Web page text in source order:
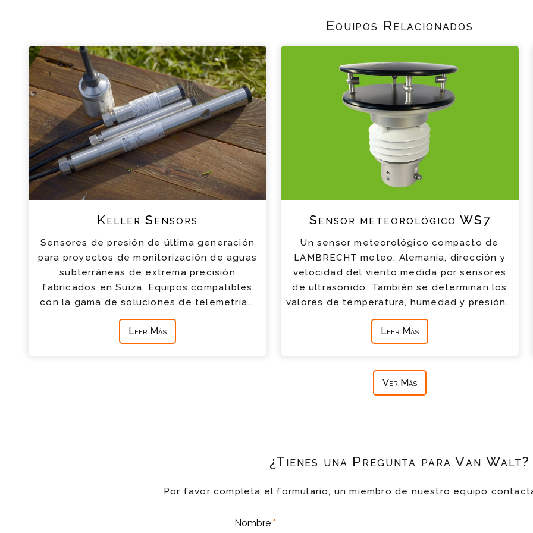
Equipos Relacionados
Keller Sensors
Sensores de presión de última generación
para proyectos de monitorización de aguas
subterráneas de extrema precisión
fabricados en Suiza. Equipos compatibles
con la gama de soluciones de telemetría...
Leer Más
Sensor meteorológico WS7
Un sensor meteorológico compacto de
LAMBRECHT meteo, Alemania, dirección y
velocidad del viento medida por sensores
de ultrasonido. También se determinan los
valores de temperatura, humedad y presión...
Leer Más
Ver Más
¿Tienes una Pregunta para Van Walt?
Por favor completa el formulario, un miembro de nuestro equipo
Nombre *